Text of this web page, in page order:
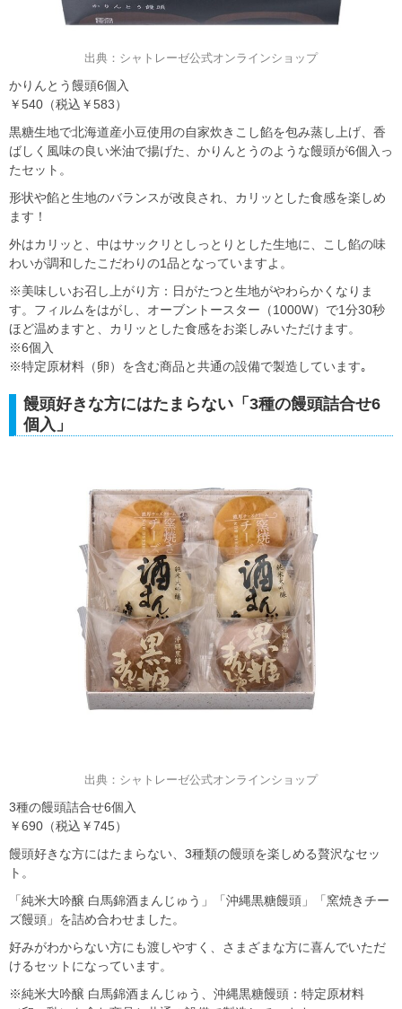
出典：シャトレーゼ公式オンラインショップ
かりんとう饅頭6個入
￥540（税込￥583）
黒糖生地で北海道産小豆使用の自家炊きこし餡を包み蒸し上げ、香
ばしく風味の良い米油で揚げた、かりんとうのような饅頭が6個入っ
たセット。
形状や餡と生地のバランスが改良され、カリッとした食感を楽しめ
ます！
外はカリッと、中はサックリとしっとりとした生地に、こし餡の味
わいが調和したこだわりの1品となっていますよ。
※美味しいお召し上がり方：日がたつと生地がやわらかくなりま
す。フィルムをはがし、オーブントースター（1000W）で1分30秒
ほど温めますと、カリッとした食感をお楽しみいただけます。
※6個入
※特定原材料（卵）を含む商品と共通の設備で製造しています｡
饅頭好きな方にはたまらない「3種の饅頭詰合せ6
個入」
出典：シャトレーゼ公式オンラインショップ
3種の饅頭詰合せ6個入
￥690（税込￥745）
饅頭好きな方にはたまらない、3種類の饅頭を楽しめる贅沢なセッ
ト。
「純米大吟醸 白馬錦酒まんじゅう」「沖縄黒糖饅頭」「窯焼きチー
ズ饅頭」を詰め合わせました。
好みがわからない方にも渡しやすく、さまざまな方に喜んでいただ
けるセットになっています。
※純米大吟醸 白馬錦酒まんじゅう、沖縄黒糖饅頭：特定原材料